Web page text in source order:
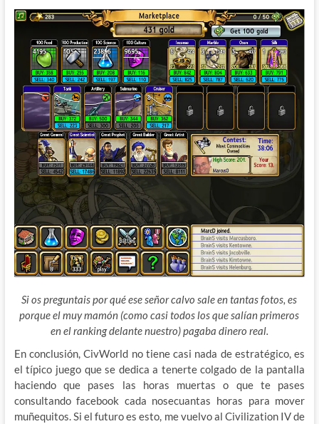
Si os preguntais por qué ese señor calvo sale en tantas fotos, es
porque el muy mamón (como casi todos los que salían primeros
en el ranking delante nuestro) pagaba dinero real.
En conclusión, CivWorld no tiene casi nada de estratégico, es
el típico juego que se dedica a tenerte colgado de la pantalla
haciendo que pases las horas muertas o que te pases
consultando facebook cada nosecuantas horas para mover
muñequitos. Si el futuro es esto, me vuelvo al Civilization IV de